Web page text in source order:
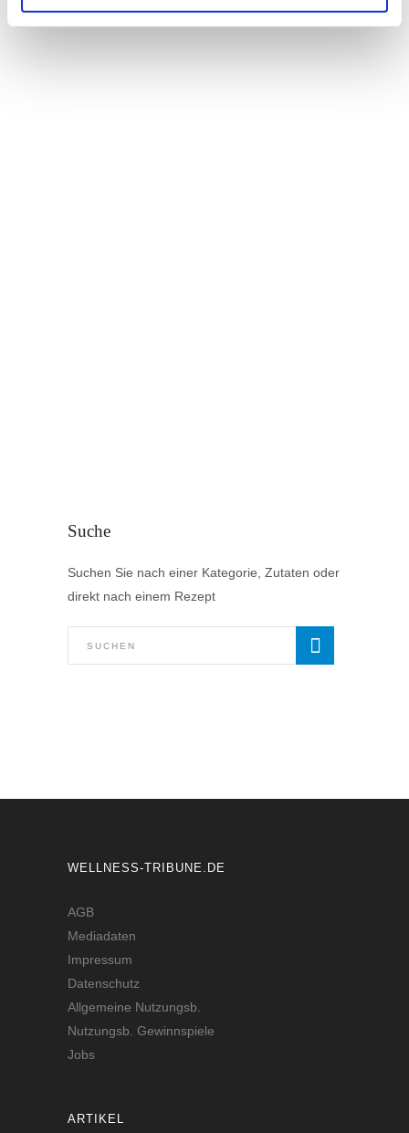
#HAUPTSPEISE
Suche
Suchen Sie nach einer Kategorie, Zutaten oder
direkt nach einem Rezept
WELLNESS-TRIBUNE.DE
AGB
Mediadaten
Impressum
Datenschutz
Allgemeine Nutzungsb.
Nutzungsb. Gewinnspiele
Jobs
ARTIKEL